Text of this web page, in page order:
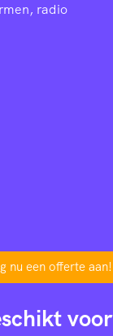
radio
nu een offerte aan!
voor